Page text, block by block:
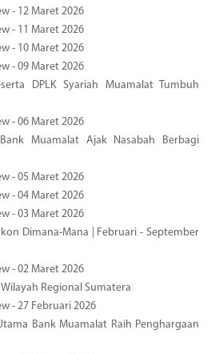
- 12 Maret 2026
- 11 Maret 2026
- 10 Maret 2026
- 09 Maret 2026
DPLK Syariah Muamalat Tumbuh
- 06 Maret 2026
Muamalat Ajak Nasabah Berbagi
- 05 Maret 2026
- 04 Maret 2026
- 03 Maret 2026
Dimana-Mana | Februari - September
- 02 Maret 2026
Regional Sumatera
- 27 Februari 2026
Bank Muamalat Raih Penghargaan